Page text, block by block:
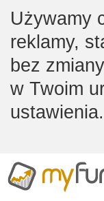
Używamy
reklamy,
bez
w Twoim